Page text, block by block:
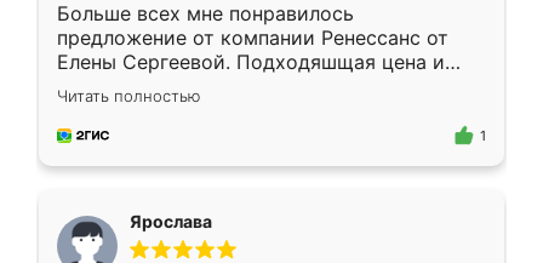
Больше всех мне понравилось
предложение от компании Ренессанс от
Елены Сергеевой. Подходяшщая цена и
короткие сроки изготовления. Приехавший
для замера сотрудник Владислав
предложил по моему эскизу самый
Читать полностью
1
Ярослава